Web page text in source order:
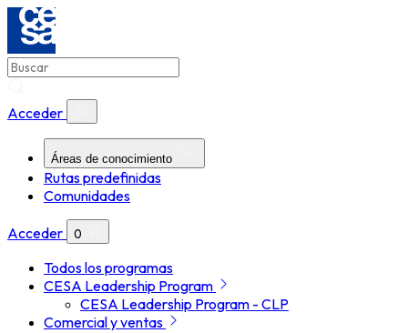
Acceder
Áreas de conocimiento
Rutas predefinidas
Comunidades
Acceder 0
Todos los programas
CESA Leadership Program
CESA Leadership Program - CLP
Comercial y ventas